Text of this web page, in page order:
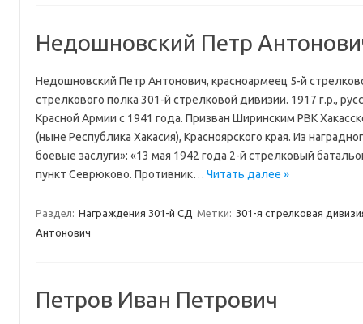
Недошновский Петр
Недошновский Петр Антонович, красноармеец 5-й
стрелкового полка 301-й стрелковой дивизии. 1917 г.р.,
Красной Армии с 1941 года. Призван Ширинским РВК
(ныне Республика Хакасия), Красноярского края. Из
боевые заслуги»: «13 мая 1942 года 2-й стрелковый
пункт Севрюково. Противник… Читать далее »
Раздел: Награждения 301-й СД Метки: 301-я стрелковая
Антонович
Петров Иван Петрович